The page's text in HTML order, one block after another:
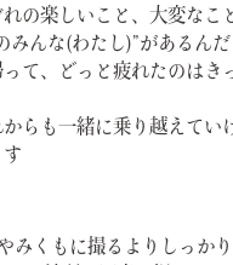
の楽しいこと、大変なこ
みんな(わたし)”があるん
って、どっと疲れたのはき
らも一緒に乗り越えてい
す
みくもに撮るよりしっか